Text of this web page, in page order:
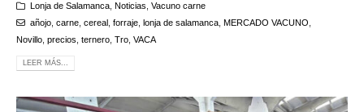
Lonja de Salamanca, Noticias Vacuno carne
añojo, carne, cereal forraje, lonja de salamanca, MERCADO VACUNO
Novillo precios ternero Tro VACA
LEER MÁS...